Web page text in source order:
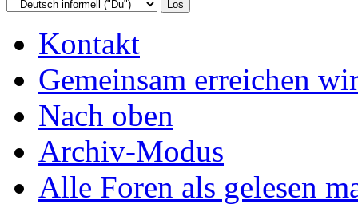
Kontakt
Gemeinsam erreichen
Nach oben
Archiv-Modus
Alle Foren als gelesen